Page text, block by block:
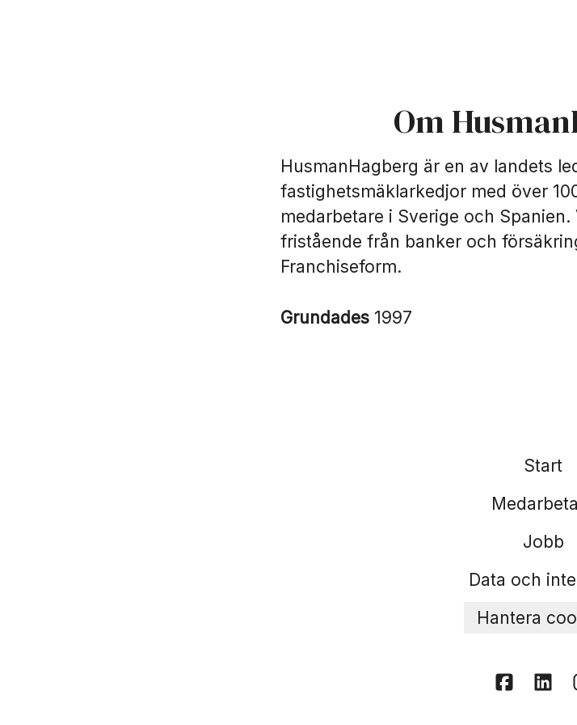
Om
HusmanHagberg är en av landets
fastighetsmäklarkedjor med över
medarbetare i Sverige och
fristående från banker och
Franchiseform.
Grundades 1997
Start
Jobb
Data och
Hantera